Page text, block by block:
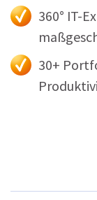
360° IT-
30+